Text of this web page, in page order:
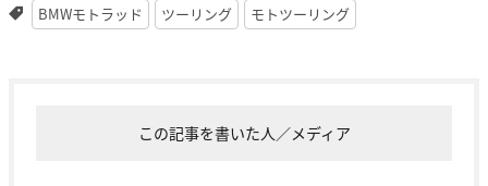
BMWモトラッド ツーリング モトツーリング
この記事を書いた人／メディア